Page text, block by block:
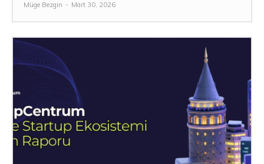
Müge Bezgin - Mart 30, 2026